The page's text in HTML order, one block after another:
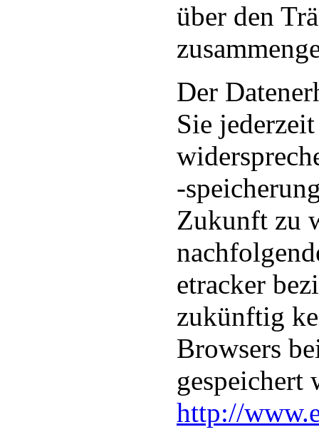
über den
Der
Sie
-
Zukunft zu
etracker
zukünftig
Browsers
gespeichert
http://